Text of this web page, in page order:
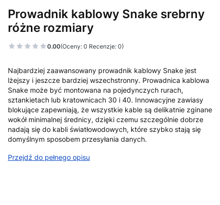
Prowadnik kablowy Snake srebrny
różne rozmiary
0.00(Oceny: 0 Recenzje: 0)
Najbardziej zaawansowany prowadnik kablowy Snake jest
lżejszy i jeszcze bardziej wszechstronny. Prowadnica kablowa
Snake może być montowana na pojedynczych rurach,
sztankietach lub kratownicach 30 i 40. Innowacyjne zawiasy
blokujące zapewniają, że wszystkie kable są delikatnie zginane
wokół minimalnej średnicy, dzięki czemu szczególnie dobrze
nadają się do kabli światłowodowych, które szybko stają się
domyślnym sposobem przesyłania danych.
Przejdź do pełnego opisu